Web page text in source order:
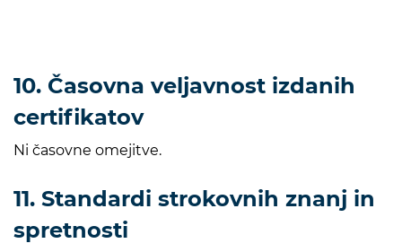
10. Časovna veljavnost izdanih
certifikatov
Ni časovne omejitve.
11. Standardi strokovnih znanj in
spretnosti